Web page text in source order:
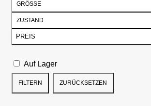
GRÖSSE
ZUSTAND
PREIS
Auf Lager
ZURÜCKSETZEN
FILTERN